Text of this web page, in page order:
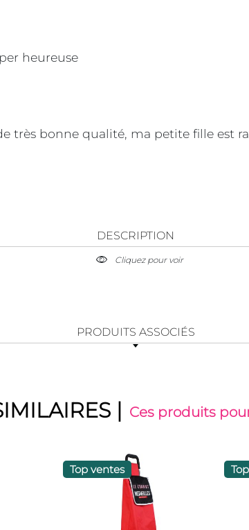
heureuse
très bonne qualité, ma petite fille est
DESCRIPTION
Cliquez pour voir
PRODUITS ASSOCIÉS
| Ces produits
Top ventes